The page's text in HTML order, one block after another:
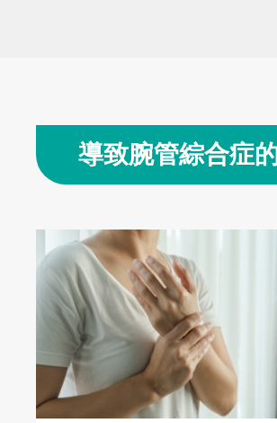
導致腕管綜合症